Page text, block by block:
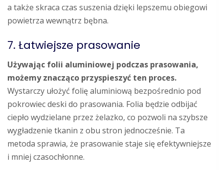
a także skraca czas suszenia dzięki lepszemu obiegowi
powietrza wewnątrz bębna.
7. Łatwiejsze prasowanie
Używając folii aluminiowej podczas prasowania,
możemy znacząco przyspieszyć ten proces.
Wystarczy ułożyć folię aluminiową bezpośrednio pod
pokrowiec deski do prasowania. Folia będzie odbijać
ciepło wydzielane przez żelazko, co pozwoli na szybsze
wygładzenie tkanin z obu stron jednocześnie. Ta
metoda sprawia, że prasowanie staje się efektywniejsze
i mniej czasochłonne.